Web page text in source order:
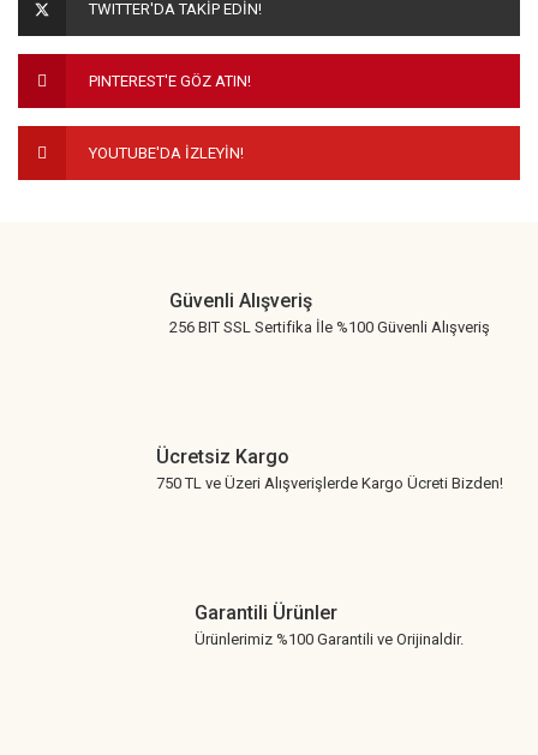
Ürün fiyatı diğer sitelerden daha pahalı.
Bu ürüne benzer farklı alternatifler olmalı.
TWITTER'DA TAKİP EDİN!
PINTEREST'E GÖZ ATIN!
YOUTUBE'DA İZLEYİN!
Güvenli Alışveriş
256 BIT SSL Sertifika İle %100 Güvenli Alışveriş
Ücretsiz Kargo
750 TL ve Üzeri Alışverişlerde Kargo Ücreti Bizden!
Garantili Ürünler
Ürünlerimiz %100 Garantili ve Orijinaldir.